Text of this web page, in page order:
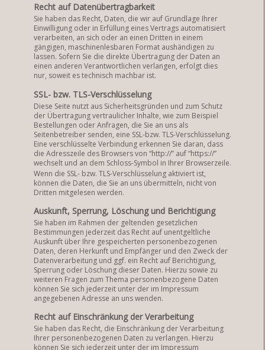
Recht auf Datenübertragbarkeit
Sie haben das Recht, Daten, die wir auf Grundlage Ihrer
Einwilligung oder in Erfüllung eines Vertrags automatisiert
verarbeiten, an sich oder an einen Dritten in einem
gängigen, maschinenlesbaren Format aushändigen zu
lassen. Sofern Sie die direkte Übertragung der Daten an
einen anderen Verantwortlichen verlangen, erfolgt dies
nur, soweit es technisch machbar ist.
SSL- bzw. TLS-Verschlüsselung
Diese Seite nutzt aus Sicherheitsgründen und zum Schutz
der Übertragung vertraulicher Inhalte, wie zum Beispiel
Bestellungen oder Anfragen, die Sie an uns als
Seitenbetreiber senden, eine SSL-bzw. TLS-Verschlüsselung.
Eine verschlüsselte Verbindung erkennen Sie daran, dass
die Adresszeile des Browsers von “http://” auf “https://”
wechselt und an dem Schloss-Symbol in Ihrer Browserzeile.
Wenn die SSL- bzw. TLS-Verschlüsselung aktiviert ist,
können die Daten, die Sie an uns übermitteln, nicht von
Dritten mitgelesen werden.
Auskunft, Sperrung, Löschung und Berichtigung
Sie haben im Rahmen der geltenden gesetzlichen
Bestimmungen jederzeit das Recht auf unentgeltliche
Auskunft über Ihre gespeicherten personenbezogenen
Daten, deren Herkunft und Empfänger und den Zweck der
Datenverarbeitung und ggf. ein Recht auf Berichtigung,
Sperrung oder Löschung dieser Daten. Hierzu sowie zu
weiteren Fragen zum Thema personenbezogene Daten
können Sie sich jederzeit unter der im Impressum
angegebenen Adresse an uns wenden.
Recht auf Einschränkung der Verarbeitung
Sie haben das Recht, die Einschränkung der Verarbeitung
Ihrer personenbezogenen Daten zu verlangen. Hierzu
können Sie sich jederzeit unter der im Impressum